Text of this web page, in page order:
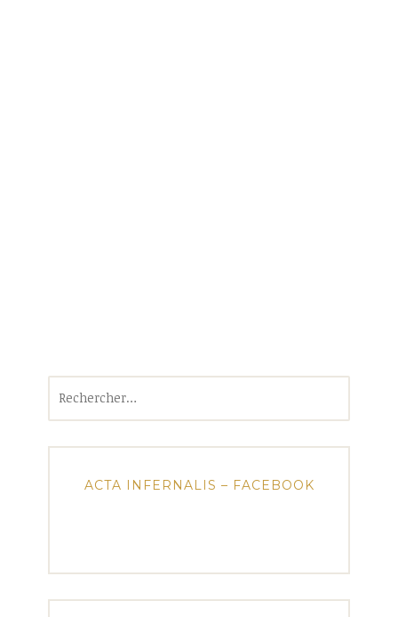
ACTA INFERNALIS – FACEBOOK